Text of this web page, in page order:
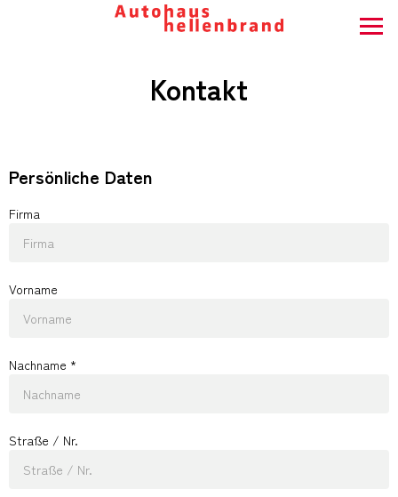
Kontakt
Persönliche Daten
Firma
Vorname
Nachname *
Straße / Nr.